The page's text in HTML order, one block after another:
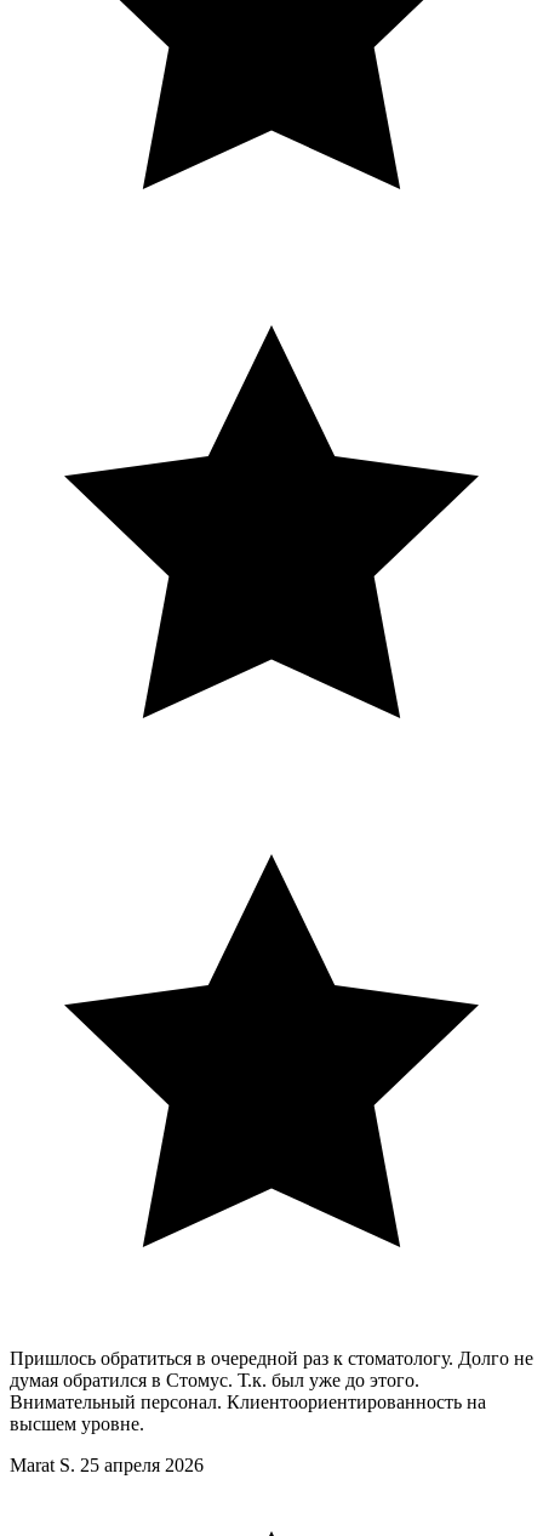
Пришлось обратиться в очередной раз к стоматологу. Долго не
думая обратился в Стомус. Т.к. был уже до этого.
Внимательный персонал. Клиентоориентированность на
высшем уровне.
Marat S. 25 апреля 2026